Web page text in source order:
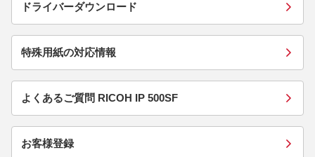
ドライバーダウンロード
特殊用紙の対応情報
よくあるご質問 RICOH IP 500SF
お客様登録